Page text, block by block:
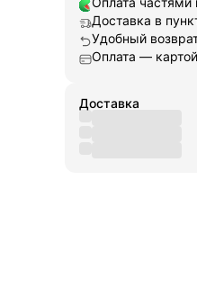
Доставка в
Удобный
Оплата —
Доставка